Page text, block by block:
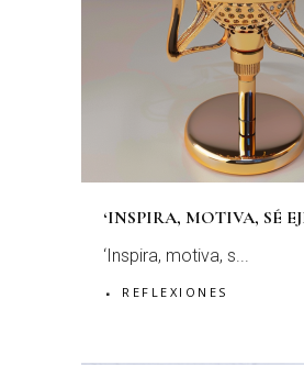
‘INSPIRA, MOTIVA, SÉ
‘Inspira, motiva, s...
REFLEXIONES